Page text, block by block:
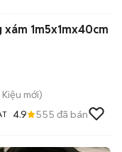
1m5x1mx40cm
Kiệu mới)
4.9 555 đã bán